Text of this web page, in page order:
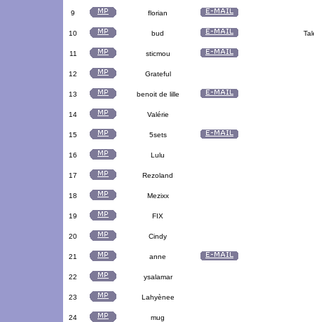
9 florian
10 bud
11 sticmou
12 Grateful
13 benoit de lille
14 Valérie
15 5sets
16 Lulu
17 Rezoland
18 Mezixx
19 FIX
20 Cindy
21 anne
22 ysalamar
23 Lahyènee
24 mug